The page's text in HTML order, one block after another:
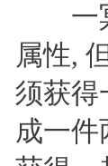
一冥
属性,
须获得
成一件